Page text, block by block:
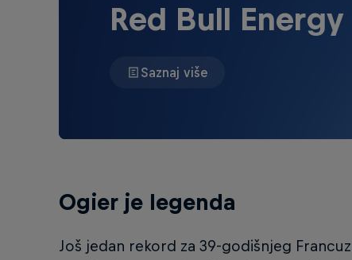
Red Bull
Saznaj više
Ogier je legenda
Još jedan rekord za 39-godišnjeg